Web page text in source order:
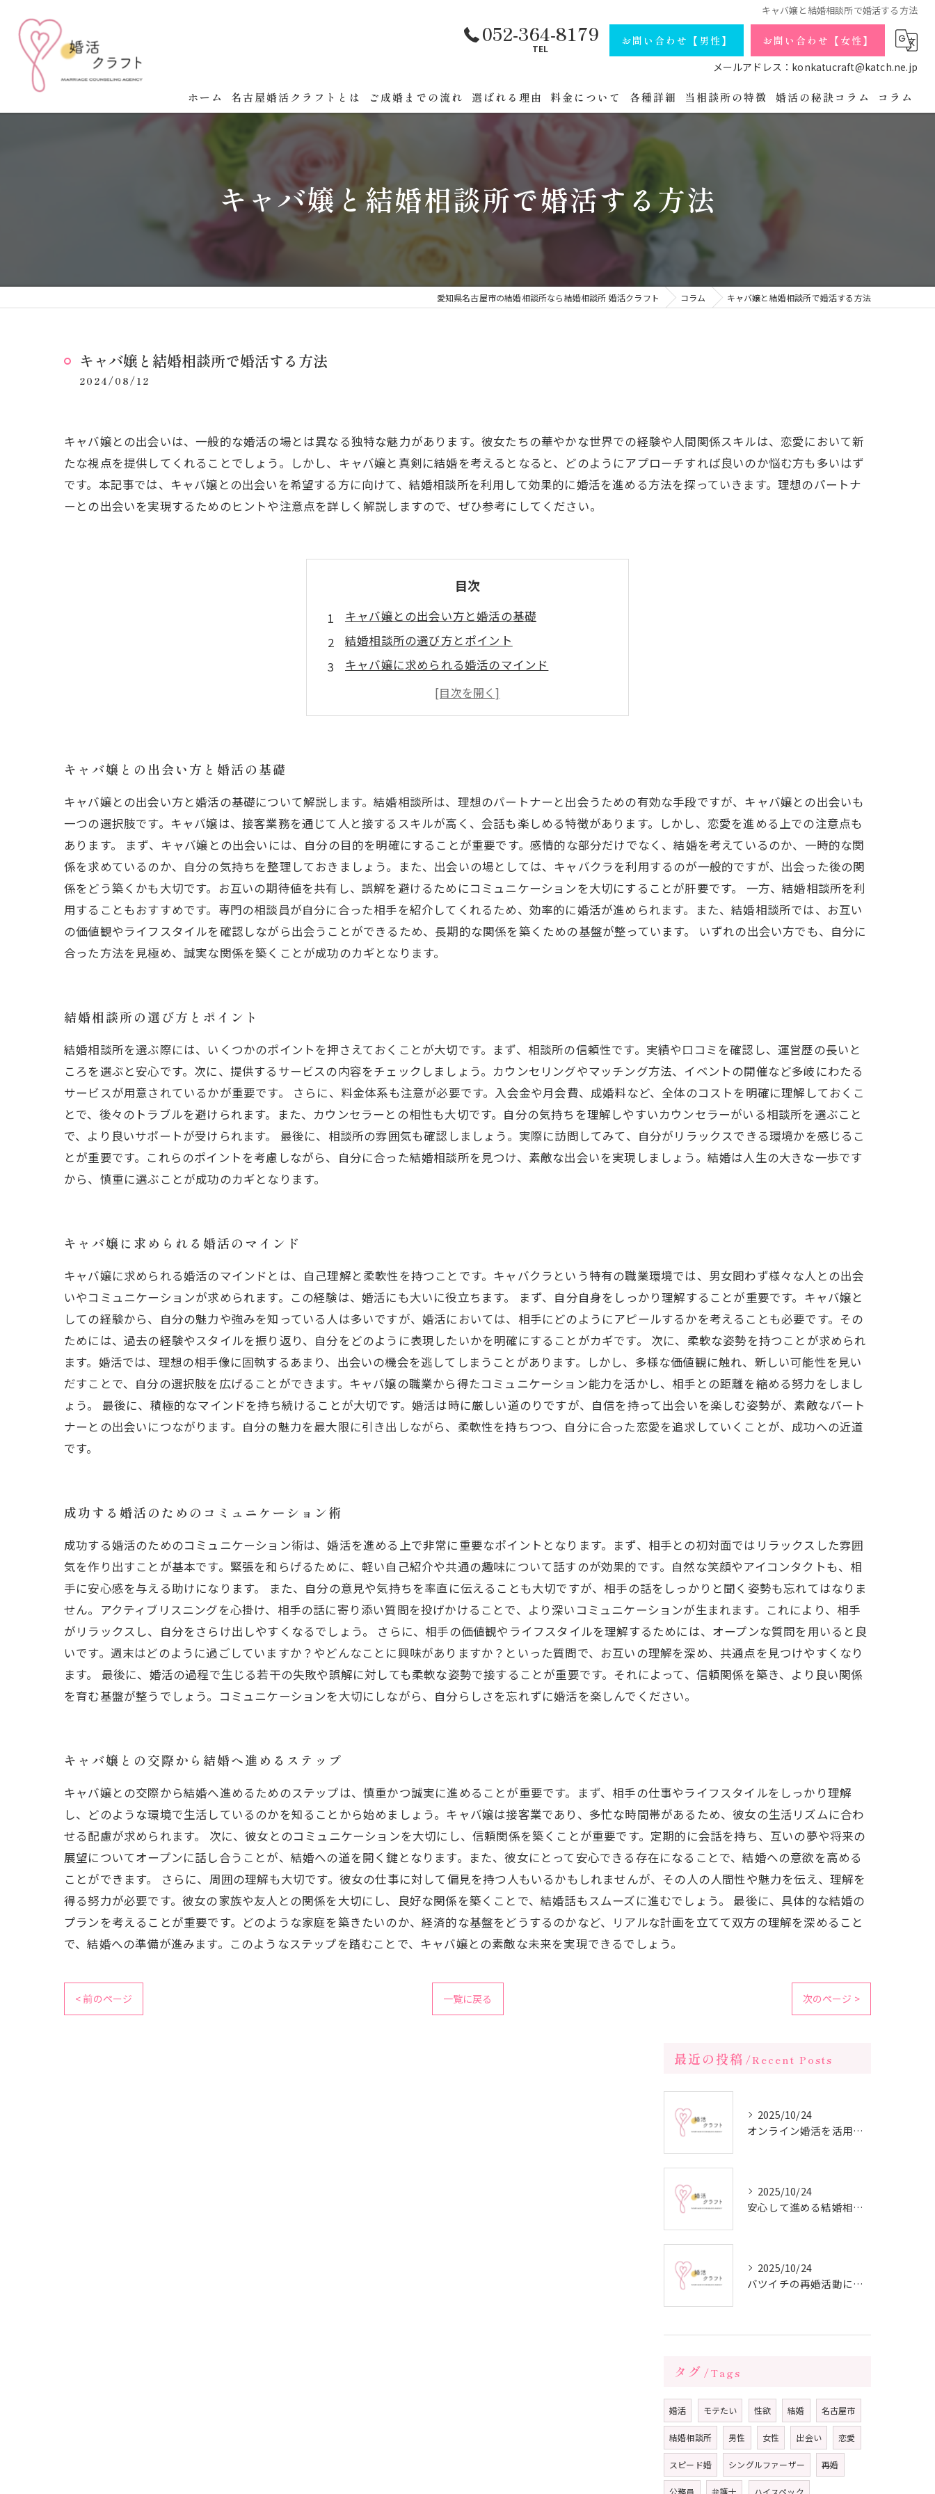
キャバ嬢と結婚相談所で婚活する方法
052-364-8179
TEL
お問い合わせ【男性】
お問い合わせ【女性】
メールアドレス：konkatucraft@katch.ne.jp
ホーム 名古屋婚活クラフトとは
名古屋婚活クラフトへまでの道順
婚活の成功法則セミナー
婚活イベント開催
ご成婚までの流れ 選ばれる理由 料金について
公務員・官公庁コースの詳細
各種詳細
会員データ
婚活パーティの流れ
プライバシーポリシー
無料相談・お問い合わせ【女性】
当相談所の特徴
バツイチ
アラフォー
婚活の秘訣コラム コラム
キャバ嬢と結婚相談所で婚活する方法
愛知県名古屋市の結婚相談所なら結婚相談所 婚活クラフト コラム キャバ嬢と結婚相談所で婚活する方法
キャバ嬢と結婚相談所で婚活する方法
2024/08/12
キャバ嬢との出会いは、一般的な婚活の場とは異なる独特な魅力があります。彼女たちの華やかな世界での経験や人間関係スキルは、恋愛において新
たな視点を提供してくれることでしょう。しかし、キャバ嬢と真剣に結婚を考えるとなると、どのようにアプローチすれば良いのか悩む方も多いはず
です。本記事では、キャバ嬢との出会いを希望する方に向けて、結婚相談所を利用して効果的に婚活を進める方法を探っていきます。理想のパートナ
ーとの出会いを実現するためのヒントや注意点を詳しく解説しますので、ぜひ参考にしてください。
目次
キャバ嬢との出会い方と婚活の基礎
結婚相談所の選び方とポイント
キャバ嬢に求められる婚活のマインド
成功する婚活のためのコミュニケーション術
キャバ嬢との交際から結婚へ進めるステップ
キャバ嬢との出会い方と婚活の基礎
キャバ嬢との出会い方と婚活の基礎について解説します。結婚相談所は、理想のパートナーと出会うための有効な手段ですが、キャバ嬢との出会いも
一つの選択肢です。キャバ嬢は、接客業務を通じて人と接するスキルが高く、会話も楽しめる特徴があります。しかし、恋愛を進める上での注意点も
あります。 まず、キャバ嬢との出会いには、自分の目的を明確にすることが重要です。感情的な部分だけでなく、結婚を考えているのか、一時的な関
係を求めているのか、自分の気持ちを整理しておきましょう。また、出会いの場としては、キャバクラを利用するのが一般的ですが、出会った後の関
係をどう築くかも大切です。お互いの期待値を共有し、誤解を避けるためにコミュニケーションを大切にすることが肝要です。 一方、結婚相談所を利
用することもおすすめです。専門の相談員が自分に合った相手を紹介してくれるため、効率的に婚活が進められます。また、結婚相談所では、お互い
の価値観やライフスタイルを確認しながら出会うことができるため、長期的な関係を築くための基盤が整っています。 いずれの出会い方でも、自分に
合った方法を見極め、誠実な関係を築くことが成功のカギとなります。
結婚相談所の選び方とポイント
結婚相談所を選ぶ際には、いくつかのポイントを押さえておくことが大切です。まず、相談所の信頼性です。実績や口コミを確認し、運営歴の長いと
ころを選ぶと安心です。次に、提供するサービスの内容をチェックしましょう。カウンセリングやマッチング方法、イベントの開催など多岐にわたる
サービスが用意されているかが重要です。 さらに、料金体系も注意が必要です。入会金や月会費、成婚料など、全体のコストを明確に理解しておくこ
とで、後々のトラブルを避けられます。また、カウンセラーとの相性も大切です。自分の気持ちを理解しやすいカウンセラーがいる相談所を選ぶこと
で、より良いサポートが受けられます。 最後に、相談所の雰囲気も確認しましょう。実際に訪問してみて、自分がリラックスできる環境かを感じるこ
とが重要です。これらのポイントを考慮しながら、自分に合った結婚相談所を見つけ、素敵な出会いを実現しましょう。結婚は人生の大きな一歩です
から、慎重に選ぶことが成功のカギとなります。
キャバ嬢に求められる婚活のマインド
キャバ嬢に求められる婚活のマインドとは、自己理解と柔軟性を持つことです。キャバクラという特有の職業環境では、男女問わず様々な人との出会
いやコミュニケーションが求められます。この経験は、婚活にも大いに役立ちます。 まず、自分自身をしっかり理解することが重要です。キャバ嬢と
しての経験から、自分の魅力や強みを知っている人は多いですが、婚活においては、相手にどのようにアピールするかを考えることも必要です。その
ためには、過去の経験やスタイルを振り返り、自分をどのように表現したいかを明確にすることがカギです。 次に、柔軟な姿勢を持つことが求められ
ます。婚活では、理想の相手像に固執するあまり、出会いの機会を逃してしまうことがあります。しかし、多様な価値観に触れ、新しい可能性を見い
だすことで、自分の選択肢を広げることができます。キャバ嬢の職業から得たコミュニケーション能力を活かし、相手との距離を縮める努力をしまし
ょう。 最後に、積極的なマインドを持ち続けることが大切です。婚活は時に厳しい道のりですが、自信を持って出会いを楽しむ姿勢が、素敵なパート
ナーとの出会いにつながります。自分の魅力を最大限に引き出しながら、柔軟性を持ちつつ、自分に合った恋愛を追求していくことが、成功への近道
です。
成功する婚活のためのコミュニケーション術
成功する婚活のためのコミュニケーション術は、婚活を進める上で非常に重要なポイントとなります。まず、相手との初対面ではリラックスした雰囲
気を作り出すことが基本です。緊張を和らげるために、軽い自己紹介や共通の趣味について話すのが効果的です。自然な笑顔やアイコンタクトも、相
手に安心感を与える助けになります。 また、自分の意見や気持ちを率直に伝えることも大切ですが、相手の話をしっかりと聞く姿勢も忘れてはなりま
せん。アクティブリスニングを心掛け、相手の話に寄り添い質問を投げかけることで、より深いコミュニケーションが生まれます。これにより、相手
がリラックスし、自分をさらけ出しやすくなるでしょう。 さらに、相手の価値観やライフスタイルを理解するためには、オープンな質問を用いると良
いです。週末はどのように過ごしていますか？やどんなことに興味がありますか？といった質問で、お互いの理解を深め、共通点を見つけやすくなり
ます。 最後に、婚活の過程で生じる若干の失敗や誤解に対しても柔軟な姿勢で接することが重要です。それによって、信頼関係を築き、より良い関係
を育む基盤が整うでしょう。コミュニケーションを大切にしながら、自分らしさを忘れずに婚活を楽しんでください。
キャバ嬢との交際から結婚へ進めるステップ
キャバ嬢との交際から結婚へ進めるためのステップは、慎重かつ誠実に進めることが重要です。まず、相手の仕事やライフスタイルをしっかり理解
し、どのような環境で生活しているのかを知ることから始めましょう。キャバ嬢は接客業であり、多忙な時間帯があるため、彼女の生活リズムに合わ
せる配慮が求められます。 次に、彼女とのコミュニケーションを大切にし、信頼関係を築くことが重要です。定期的に会話を持ち、互いの夢や将来の
展望についてオープンに話し合うことが、結婚への道を開く鍵となります。また、彼女にとって安心できる存在になることで、結婚への意欲を高める
ことができます。 さらに、周囲の理解も大切です。彼女の仕事に対して偏見を持つ人もいるかもしれませんが、その人の人間性や魅力を伝え、理解を
得る努力が必要です。彼女の家族や友人との関係を大切にし、良好な関係を築くことで、結婚話もスムーズに進むでしょう。 最後に、具体的な結婚の
プランを考えることが重要です。どのような家庭を築きたいのか、経済的な基盤をどうするのかなど、リアルな計画を立てて双方の理解を深めること
で、結婚への準備が進みます。このようなステップを踏むことで、キャバ嬢との素敵な未来を実現できるでしょう。
< 前のページ 一覧に戻る 次のページ >
最近の投稿 Recent Posts
2025/10/24
オンライン婚活を活用した短期間成婚の秘訣
2025/10/24
安心して進める結婚相談所の利用法
2025/10/24
バツイチの再婚活動に成功するための戦略
タグ Tags
婚活 モテたい 性欲 結婚 名古屋市
結婚相談所 男性 女性 出会い 恋愛
スピード婚 シングルファーザー 再婚
公務員 弁護士 ハイスペック